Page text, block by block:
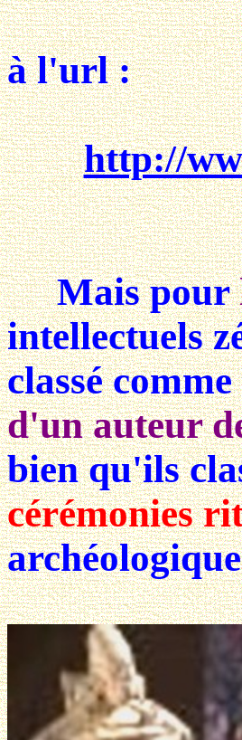
à l'url :
http://
Mais pour
intellectuels
classé comme
d'un auteur
bien qu'ils
cérémonies